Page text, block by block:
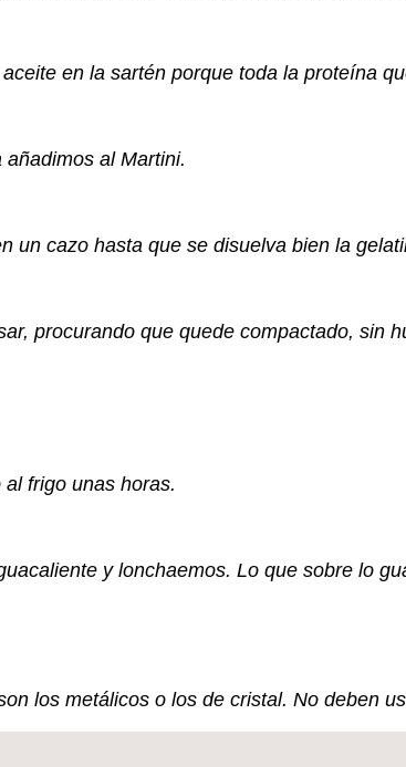
en la sartén porque toda la proteína
al Martini.
un cazo hasta que se disuelva bien la
procurando que quede compactado, sin
frigo unas horas.
y lonchaemos. Lo que sobre lo
los metálicos o los de cristal. No deben